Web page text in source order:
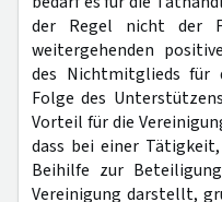
der Regel nicht der
weitergehenden
des Nichtmitglieds für
Folge des
Vorteil für die
dass bei einer
Beihilfe zur
Vereinigung darstellt,